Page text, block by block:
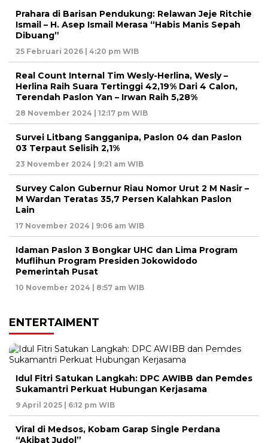
Prahara di Barisan Pendukung: Relawan Jeje Ritchie
Ismail – H. Asep Ismail Merasa “Habis Manis Sepah
Dibuang”
25 Februari 2026 | 4:20 pm WIB
Real Count Internal Tim Wesly-Herlina, Wesly –
Herlina Raih Suara Tertinggi 42,19% Dari 4 Calon,
Terendah Paslon Yan – Irwan Raih 5,28%
28 November 2024 | 12:17 pm WIB
Survei Litbang Sangganipa, Paslon 04 dan Paslon
03 Terpaut Selisih 2,1%
23 November 2024 | 9:21 am WIB
Survey Calon Gubernur Riau Nomor Urut 2 M Nasir –
M Wardan Teratas 35,7 Persen Kalahkan Paslon
Lain
17 November 2024 | 9:06 am WIB
Idaman Paslon 3 Bongkar UHC dan Lima Program
Muflihun Program Presiden Jokowidodo
Pemerintah Pusat
10 November 2024 | 8:57 am WIB
ENTERTAIMENT
Idul Fitri Satukan Langkah: DPC AWIBB dan Pemdes
Sukamantri Perkuat Hubungan Kerjasama
9 April 2025 | 6:12 pm WIB
Viral di Medsos, Kobam Garap Single Perdana
“Akibat Judol”